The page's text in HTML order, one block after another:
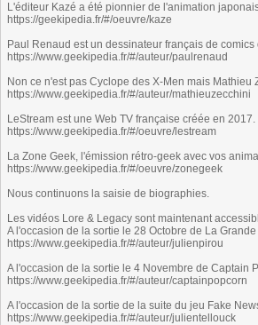
L'éditeur Kazé a été pionnier de l'animation
https://geekipedia.fr/#/oeuvre/kaze
Paul Renaud est un dessinateur français de
https://www.geekipedia.fr/#/auteur/paulrenaud
Non ce n'est pas Cyclope des X-Men mais
https://www.geekipedia.fr/#/auteur/mathieuzecchini
LeStream est une Web TV française créée en 2017.
https://www.geekipedia.fr/#/oeuvre/lestream
La Zone Geek, l'émission rétro-geek avec vos
https://www.geekipedia.fr/#/oeuvre/zonegeek
Nous continuons la saisie de biographies.
Les vidéos Lore & Legacy sont maintenant
A l'occasion de la sortie le 28 Octobre de La
https://www.geekipedia.fr/#/auteur/julienpirou
A l'occasion de la sortie le 4 Novembre de Captain
https://www.geekipedia.fr/#/auteur/captainpopcorn
A l'occasion de la sortie de la suite du jeu Fake
https://www.geekipedia.fr/#/auteur/julientellouck